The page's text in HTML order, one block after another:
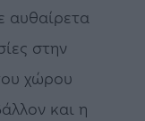
αυθαίρετα
στην
χώρου
και η